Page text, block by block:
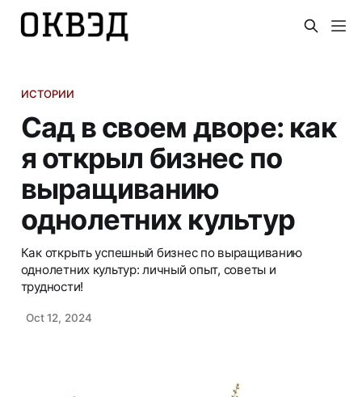
ИСТОРИИ
Сад в своем дворе: как
я открыл бизнес по
выращиванию
однолетних культур
Как открыть успешный бизнес по выращиванию
однолетних культур: личный опыт, советы и
трудности!
Oct 12, 2024